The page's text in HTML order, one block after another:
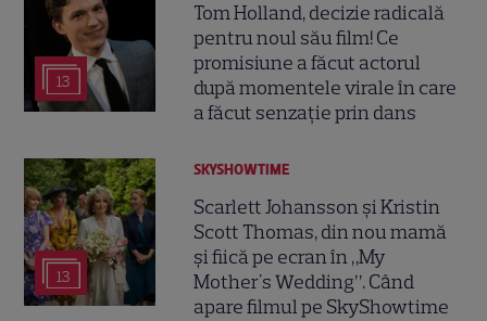
13
Tom Holland, decizie radicală
pentru noul său film! Ce
promisiune a făcut actorul
după momentele virale în care
a făcut senzație prin dans
13
SKYSHOWTIME
Scarlett Johansson și Kristin
Scott Thomas, din nou mamă
și fiică pe ecran în „My
Mother's Wedding”. Când
apare filmul pe SkyShowtime